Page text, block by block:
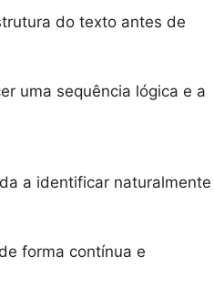
do texto antes de
uma sequência lógica e a
a identificar naturalmente
forma contínua e